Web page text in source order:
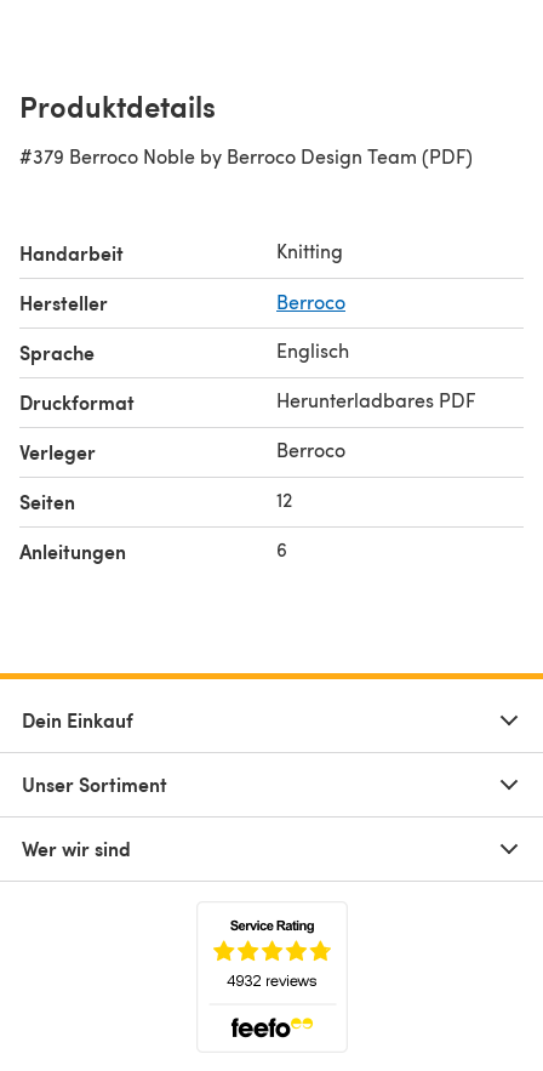
Produktdetails
#379 Berroco Noble by Berroco Design Team (PDF)
Handarbeit Knitting
Hersteller Berroco
Sprache Englisch
Druckformat Herunterladbares PDF
Verleger Berroco
Seiten 12
Anleitungen 6
Dein Einkauf
Unser Sortiment
Wer wir sind